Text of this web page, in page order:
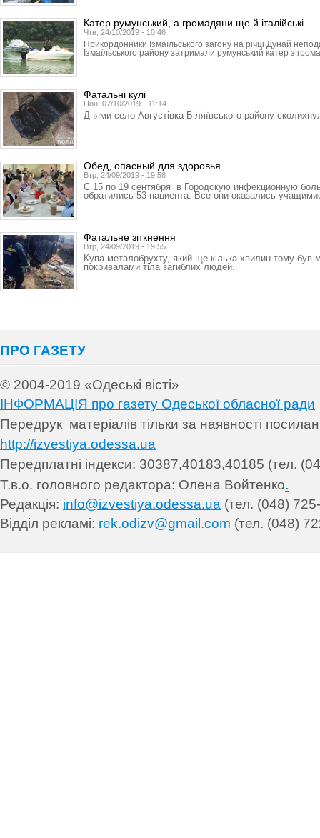
Катер румунський, а громадяни ще й італійські
Чтв, 24/10/2019 - 10:46
Прикордонники Ізмаїльсько­го загону на річці Дунай
Ізмаїльського району затримали румунський катер з
Фатальні кулі
Пон, 07/10/2019 - 11:14
Днями село Августівка Біляївського району
Обед, опасный для здоровья
Втр, 24/09/2019 - 19:58
С 15 по 19 сентября в Городскую инфекционную
обратились 53 пациента. Все они оказались
Фатальне зіткнення
Втр, 24/09/2019 - 19:55
Купа металобрухту, який ще кілька хвилин тому
покривалами тіла загиблих людей.
ПРО ГАЗЕТУ
© 2004-2019 «Одеські вісті»
ІНФОРМАЦІЯ про газету Одеської обласної ради
Передрук матеріалів тільки за наявності
http://izvestiya.odessa.ua
Передплатні індекси: 30387,40183,40185 (тел.
Т.в.о. головного редактора: Олена Войтенко.
Редакція: info@izvestiya.odessa.ua (тел. (048)
Відділ рекламі: rek.odizv@gmail.com (тел. (048)